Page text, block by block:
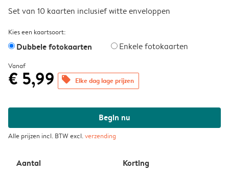
Set van 10 kaarten inclusief witte enveloppen
Kies een kaartsoort:
Dubbele fotokaarten Enkele fotokaarten
Vanaf
€ 5,99 offers Elke dag lage prijzen
Begin nu
Alle prijzen incl. BTW excl.verzending
Aantal Korting